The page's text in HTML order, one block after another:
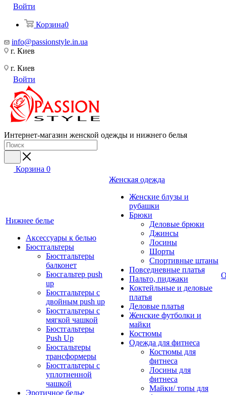
Войти
Корзина0
info@passionstyle.in.ua
г. Киев
г. Киев
Войти
Интернет-магазин женской одежды и нижнего белья
Корзина 0
Нижнее белье
Аксессуары к белью
Бюстгальтеры
Бюстгальтеры
балконет
Бюсгальтер push
up
Бюстгальтеры с
двойным push up
Бюстгальтеры с
мягкой чашкой
Бюстгальтеры
Push Up
Бюстальтеры
трансформеры
Бюстгальтеры с
уплотненной
чашкой
Эротичное белье
Женская одежда
Женские блузы и
рубашки
Брюки
Деловые брюки
Джинсы
Лосины
Шорты
Спортивные штаны
Повседневные платья
Пальто, пиджаки
Коктейльные и деловые
платья
Деловые платья
Женские футболки и
майки
Костюмы
Одежда для фитнеса
Костюмы для
фитнеса
Лосины для
фитнеса
Майки/ топы для